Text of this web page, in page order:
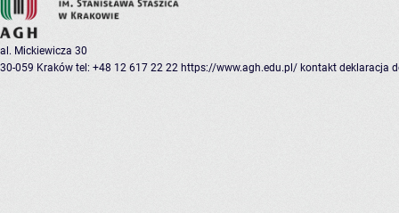
al. Mickiewicza 30
30-059 Kraków tel: +48 12 617 22 22 https://www.agh.edu.pl/ kontakt deklaracja